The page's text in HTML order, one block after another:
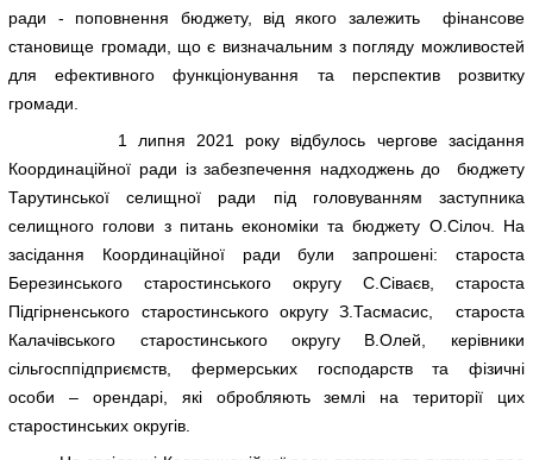
ради - поповнення бюджету, від якого залежить фінансове
становище громади, що є визначальним з погляду можливостей
для ефективного функціонування та перспектив розвитку
громади.
1 липня 2021 року відбулось чергове засідання
Координаційної ради із забезпечення надходжень до бюджету
Тарутинської селищної ради під головуванням заступника
селищного голови з питань економіки та бюджету О.Сілоч. На
засідання Координаційної ради були запрошені: староста
Березинського старостинського округу С.Сіваєв, староста
Підгірненського старостинського округу З.Тасмасис, староста
Калачівського старостинського округу В.Олей, керівники
сільгосппідприємств, фермерських господарств та фізичні
особи – орендарі, які обробляють землі на території цих
старостинських округів.